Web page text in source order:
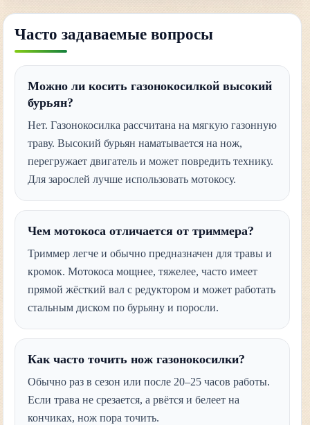
Часто задаваемые вопросы
Можно ли косить газонокосилкой высокий
бурьян?
Нет. Газонокосилка рассчитана на мягкую газонную
траву. Высокий бурьян наматывается на нож,
перегружает двигатель и может повредить технику.
Для зарослей лучше использовать мотокосу.
Чем мотокоса отличается от триммера?
Триммер легче и обычно предназначен для травы и
кромок. Мотокоса мощнее, тяжелее, часто имеет
прямой жёсткий вал с редуктором и может работать
стальным диском по бурьяну и поросли.
Как часто точить нож газонокосилки?
Обычно раз в сезон или после 20–25 часов работы.
Если трава не срезается, а рвётся и белеет на
кончиках, нож пора точить.